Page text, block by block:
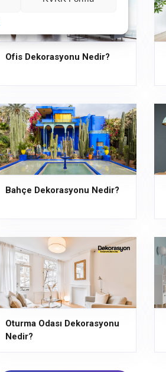
Ofis Dekorasyonu Nedir?
Bahçe Dekorasyonu Nedir?
Oturma Odası Dekorasyonu
Nedir?